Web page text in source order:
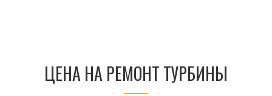
ЦЕНА НА РЕМОНТ ТУРБИНЫ